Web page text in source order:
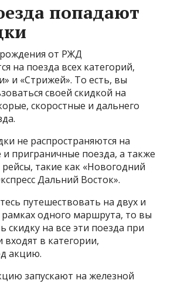
попадают
от РЖД
на поезда всех категорий,
и «Стрижей». То есть, вы
своей скидкой на
скоростные и дальнего
не распространяются на
приграничные поезда, а также
такие как «Новогодний
Дальний Восток».
путешествовать на двух и
рамках одного маршрута, то вы
скидку на все эти поезда при
входят в категории,
акцию.
запускают на железной